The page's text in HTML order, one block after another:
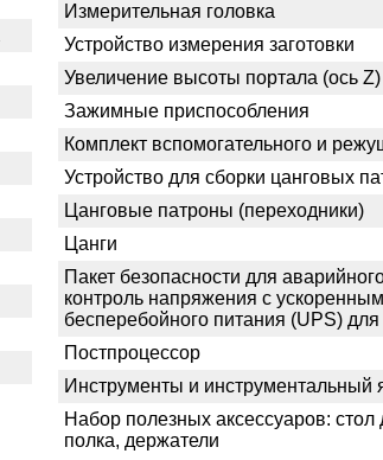
Измерительная головка
Устройство измерения заготовки
Увеличение высоты портала (ось Z)
Зажимные приспособления
Комплект вспомогательного и
Устройство для сборки цанговых
Цанговые патроны (переходники)
Цанги
Пакет безопасности для
контроль напряжения с
бесперебойного питания (UPS)
Постпроцессор
Инструменты и инструментальный
Набор полезных аксессуаров:
полка, держатели